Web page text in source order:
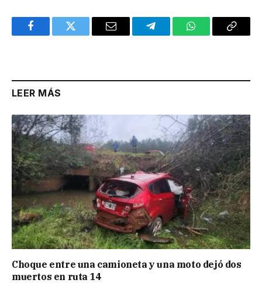
FacebookTwitter Email TelegramWhatsAppCopy
LEER MÁS
Choque entre una camioneta y una moto dejó dos
muertos en ruta 14